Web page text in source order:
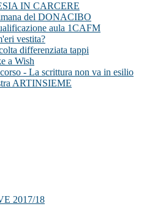
IN CARCERE
del DONACIBO
aula 1CAFM
vestita?
differenziata tappi
a Wish
- La scrittura non va in esilio
ARTINSIEME
2017/18